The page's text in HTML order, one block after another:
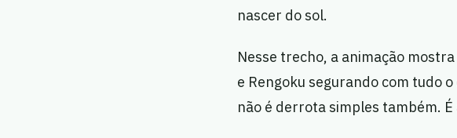
nascer do sol.
Nesse trecho, a animação
e Rengoku segurando com tudo
não é derrota simples também.